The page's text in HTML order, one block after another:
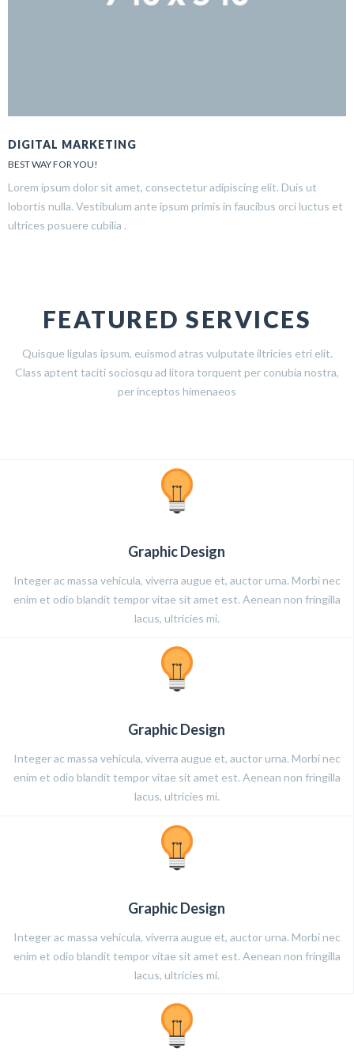
DIGITAL MARKETING
BEST WAY FOR YOU!
Lorem ipsum dolor sit amet, consectetur adipiscing elit. Duis ut
lobortis nulla. Vestibulum ante ipsum primis in faucibus orci luctus et
ultrices posuere cubilia .
FEATURED SERVICES
Quisque ligulas ipsum, euismod atras vulputate iltricies etri elit.
Class aptent taciti sociosqu ad litora torquent per conubia nostra,
per inceptos himenaeos
Graphic Design
Integer ac massa vehicula, viverra augue et, auctor urna. Morbi nec
enim et odio blandit tempor vitae sit amet est. Aenean non fringilla
lacus, ultricies mi.
Graphic Design
Integer ac massa vehicula, viverra augue et, auctor urna. Morbi nec
enim et odio blandit tempor vitae sit amet est. Aenean non fringilla
lacus, ultricies mi.
Graphic Design
Integer ac massa vehicula, viverra augue et, auctor urna. Morbi nec
enim et odio blandit tempor vitae sit amet est. Aenean non fringilla
lacus, ultricies mi.